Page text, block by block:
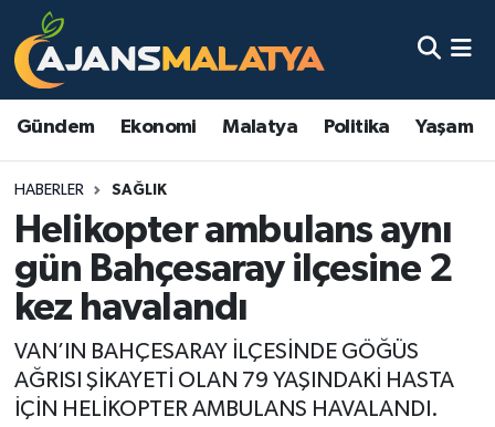
Gündem Ekonomi Malatya Politika Yaşam
HABERLER SAĞLIK
Helikopter ambulans aynı
gün Bahçesaray ilçesine 2
kez havalandı
VAN’IN BAHÇESARAY İLÇESİNDE GÖĞÜS
AĞRISI ŞİKAYETİ OLAN 79 YAŞINDAKİ HASTA
İÇİN HELİKOPTER AMBULANS HAVALANDI.
Asayiş
Eğitim
Ekonomi
Gündem
Kadın
Kültür & Sanat
Malatya Nöbetçi Eczaneler
Malatya Namaz Vakitleri
Malatya Trafik Yoğunluk Haritası
TFF 3.Lig 2.Grup Puan Durumu ve Fikstür
Tüm Manşetler
Son Dakika Haberleri